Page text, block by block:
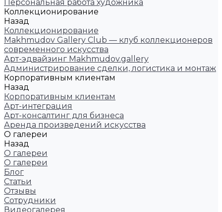
Персональная работа художника
Коллекционирование
Назад
Коллекционирование
Makhmudov Gallery Club — клуб коллекционеров
современного искусства
Арт-эдвайзинг Makhmudov.gallery
Администрирование сделки, логистика и монтаж
Корпоративным клиентам
Назад
Корпоративным клиентам
Арт-интеграция
Арт-консалтинг для бизнеса
Аренда произведений искусства
О галереи
Назад
О галереи
О галереи
Блог
Статьи
Отзывы
Сотрудники
Видеогалерея